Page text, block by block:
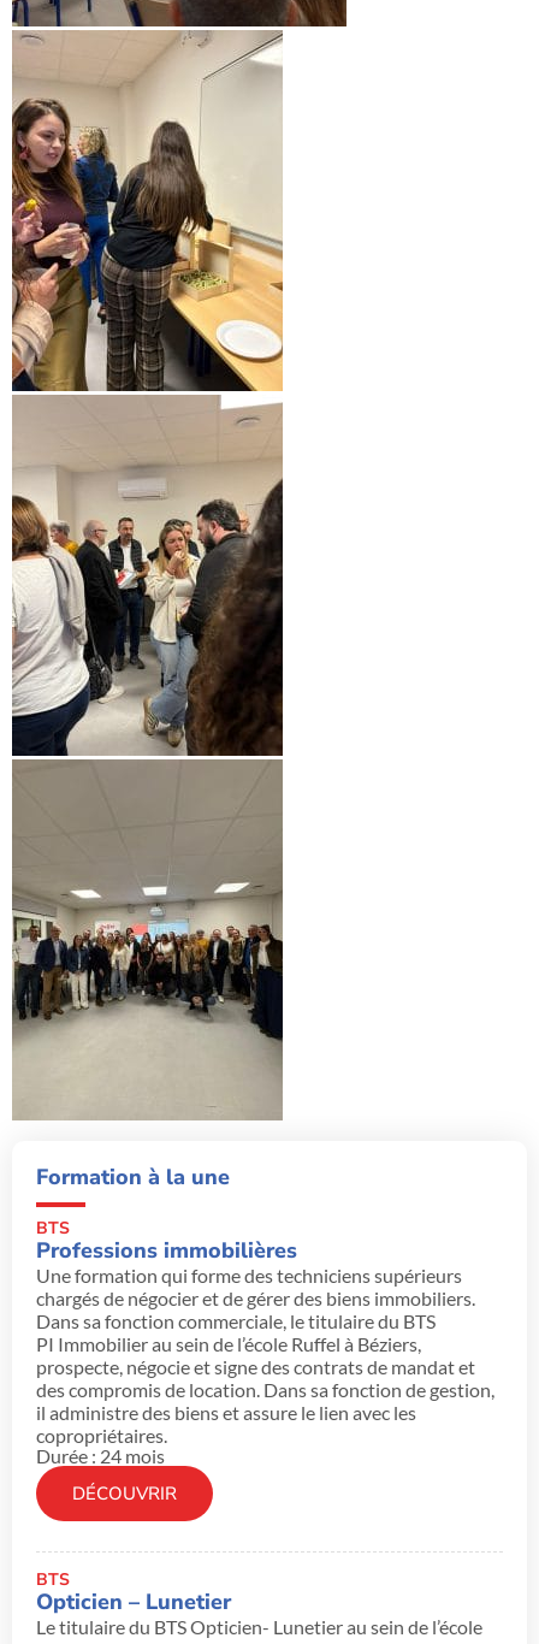
Formation à la une
BTS
Professions immobilières
Une formation qui forme des techniciens supérieurs
chargés de négocier et de gérer des biens immobiliers.
Dans sa fonction commerciale, le titulaire du BTS
PI Immobilier au sein de l’école Ruffel à Béziers,
prospecte, négocie et signe des contrats de mandat et
des compromis de location. Dans sa fonction de gestion,
il administre des biens et assure le lien avec les
copropriétaires.
Durée : 24 mois
DÉCOUVRIR
BTS
Opticien – Lunetier
Le titulaire du BTS Opticien- Lunetier au sein de l’école